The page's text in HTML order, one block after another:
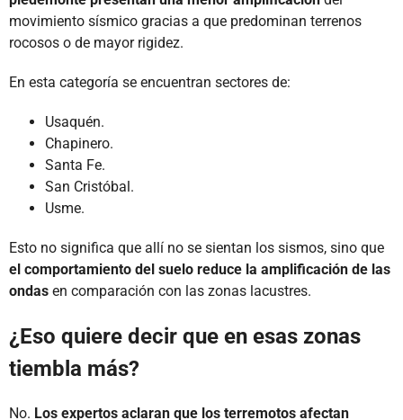
movimiento sísmico gracias a que predominan terrenos
rocosos o de mayor rigidez.
En esta categoría se encuentran sectores de:
Usaquén.
Chapinero.
Santa Fe.
San Cristóbal.
Usme.
Esto no significa que allí no se sientan los sismos, sino que
el comportamiento del suelo reduce la amplificación de las
ondas en comparación con las zonas lacustres.
¿Eso quiere decir que en esas zonas
tiembla más?
No. Los expertos aclaran que los terremotos afectan